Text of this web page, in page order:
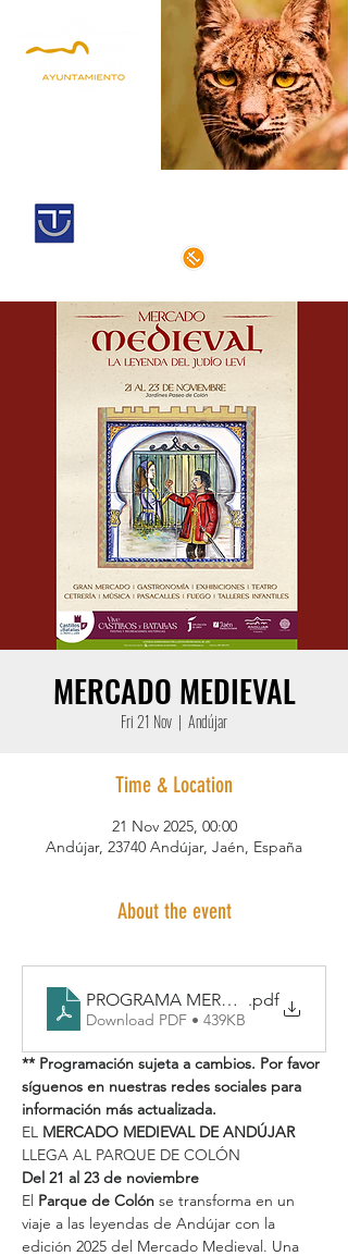
MERCADO MEDIEVAL
Fri 21 Nov
  |
Andújar
Time & Location
21 Nov 2025, 00:00
Andújar, 23740 Andújar, Jaén, España
About the event
PROGRAMA MERCADO.pdf
Download PDF • 439KB
** Programación sujeta a cambios. Por favor
síguenos en nuestras redes sociales para
información más actualizada.
EL MERCADO MEDIEVAL DE ANDÚJAR
LLEGA AL PARQUE DE COLÓN
Del 21 al 23 de noviembre
El Parque de Colón se transforma en un
viaje a las leyendas de Andújar con la
edición 2025 del Mercado Medieval. Una